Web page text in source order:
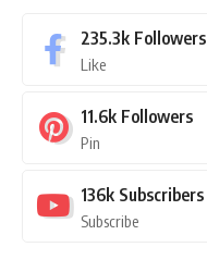
235.3k Followers
Like
11.6k Followers
Pin
136k Subscribers
Subscribe